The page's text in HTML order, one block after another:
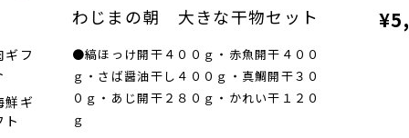
ギフ
鮮ギ
ト
わじまの朝 大きな干物セット
●縞ほっけ開干４００ｇ・赤魚開干４００
ｇ・さば醤油干し４００ｇ・真鯛開干３０
０ｇ・あじ開干２８０ｇ・かれい干１２０
ｇ
ブ
リ・